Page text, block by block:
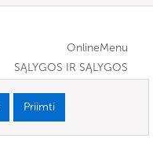
OnlineMenu
SĄLYGOS IR SĄLYGOS
Priimti